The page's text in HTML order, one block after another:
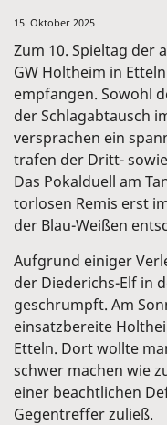
15. Oktober 2025
Zum 10. Spieltag der
GW Holtheim in
empfangen. Sowohl
der Schlagabtausch
versprachen ein
trafen der Dritt-
Das Pokalduell am
torlosen Remis erst
der Blau-Weißen
Aufgrund einiger
der Diederichs-Elf in
geschrumpft. Am
einsatzbereite
Etteln. Dort wollte
schwer machen wie
einer beachtlichen
Gegentreffer zuließ.